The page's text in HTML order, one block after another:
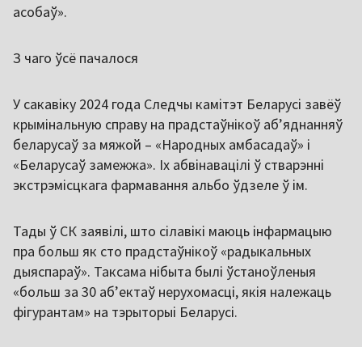
асобаў».
З чаго ўсё пачалося
У сакавіку 2024 года Следчы камітэт Беларусі завёў
крымінальную справу на прадстаўнікоў аб’яднанняў
беларусаў за мяжой – «Народных амбасадаў» і
«Беларусаў замежжа». Іх абвінавацілі ў стварэнні
экстрэмісцкага фармавання альбо ўдзеле ў ім.
Тады ў СК заявілі, што сілавікі маюць інфармацыю
пра больш як сто прадстаўнікоў «радыкальных
дыяспараў». Таксама нібыта былі ўстаноўленыя
«больш за 30 аб’ектаў нерухомасці, якія належаць
фігурантам» на тэрыторыі Беларусі.